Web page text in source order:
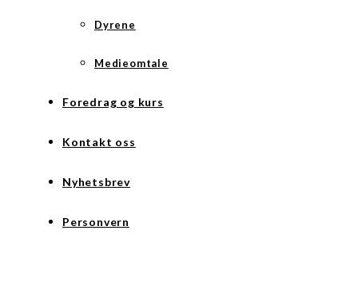
Dyrene
Medieomtale
Foredrag og kurs
Kontakt oss
Nyhetsbrev
Personvern